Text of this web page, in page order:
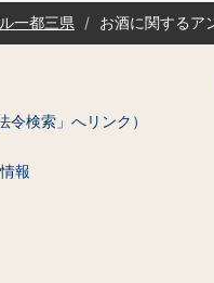
一都三県 お酒に関するア
検索」へリンク）
報